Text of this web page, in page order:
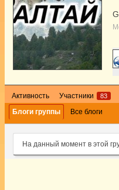
Активность Участники 83
Блоги группы
Все блоги
На данный момент в этой